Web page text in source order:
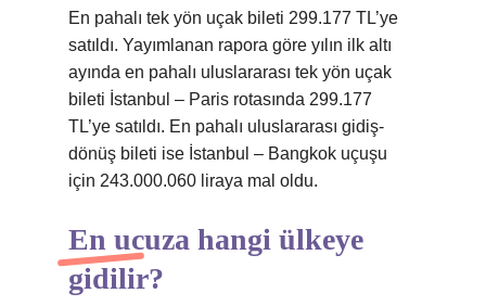
En pahalı tek yön uçak bileti 299.177 TL’ye
satıldı. Yayımlanan rapora göre yılın ilk altı
ayında en pahalı uluslararası tek yön uçak
bileti İstanbul – Paris rotasında 299.177
TL’ye satıldı. En pahalı uluslararası gidiş-
dönüş bileti ise İstanbul – Bangkok uçuşu
için 243.000.060 liraya mal oldu.
En ucuza hangi ülkeye
gidilir?